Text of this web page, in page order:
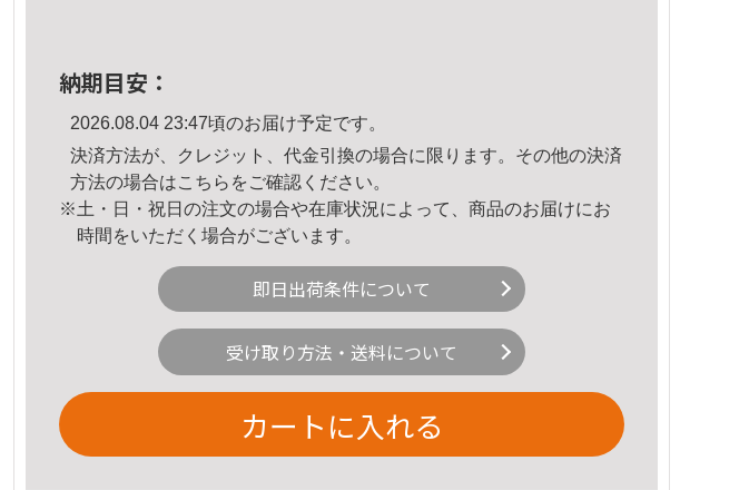
納期目安：
2026.08.04 23:47頃のお届け予定です。
決済方法が、クレジット、代金引換の場合に限ります。その他の決済
方法の場合はこちら をご確認ください。
※土・日・祝日の注文の場合や在庫状況によって、商品のお届けにお
時間をいただく場合がございます。
即日出荷条件について
受け取り方法・送料について
カートに入れる